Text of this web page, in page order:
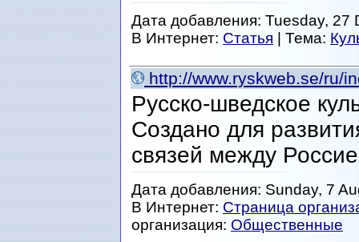
Дата добавления: Tuesday, 27
В Интернет: Статья | Тема:
http://www.ryskweb.se/ru/
Русско-шведское
Создано для
связей между
Дата добавления: Sunday, 7
В Интернет: Страница
организация: Общественные